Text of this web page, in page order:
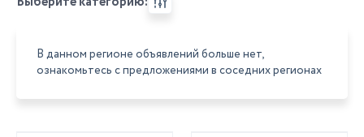
В данном регионе объявлений больше нет,
ознакомьтесь с предложениями в соседних регионах